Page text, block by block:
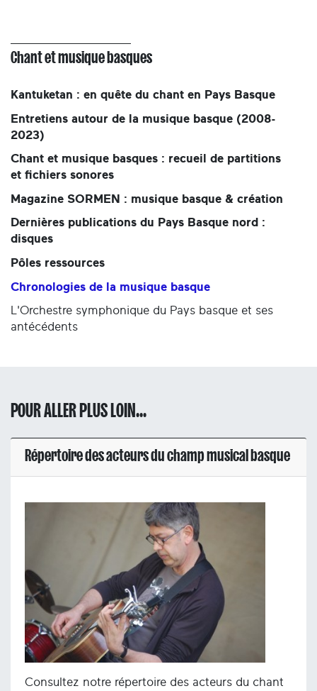
Chant et musique basques
Kantuketan : en quête du chant en Pays Basque
Entretiens autour de la musique basque (2008-
2023)
Chant et musique basques : recueil de partitions
et fichiers sonores
Magazine SORMEN : musique basque & création
Dernières publications du Pays Basque nord :
disques
Pôles ressources
Chronologies de la musique basque
L'Orchestre symphonique du Pays basque et ses
antécédents
POUR ALLER PLUS LOIN...
Répertoire des acteurs du champ musical basque
Consultez notre répertoire des acteurs du chant